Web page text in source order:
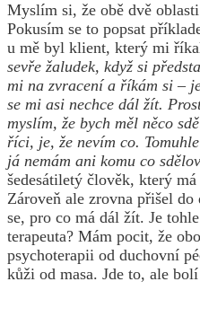
Myslím si, že obě dvě
Pokusím se to popsat
u mě byl klient, který mi
sevře žaludek, když si
mi na zvracení a říkám si –
se mi asi nechce dál žít.
myslím, že bych měl něco
říci, je, že nevím co.
já nemám ani komu co
šedesátiletý člověk, který
Zároveň ale zrovna přišel
se, pro co má dál žít. Je
terapeuta? Mám pocit, že
psychoterapii od duchovní
kůži od masa. Jde to, ale